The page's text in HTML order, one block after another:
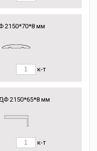
2150*70*8 мм
к-т
2150*65*8 мм
к-т